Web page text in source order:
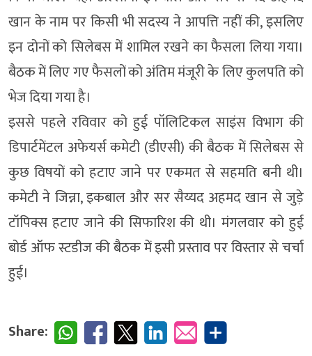
खान के नाम पर किसी भी सदस्य ने आपत्ति नहीं की, इसलिए
इन दोनों को सिलेबस में शामिल रखने का फैसला लिया गया।
बैठक में लिए गए फैसलों को अंतिम मंजूरी के लिए कुलपति को
भेज दिया गया है।
इससे पहले रविवार को हुई पॉलिटिकल साइंस विभाग की
डिपार्टमेंटल अफेयर्स कमेटी (डीएसी) की बैठक में सिलेबस से
कुछ विषयों को हटाए जाने पर एकमत से सहमति बनी थी।
कमेटी ने जिन्ना, इकबाल और सर सैय्यद अहमद खान से जुड़े
टॉपिक्स हटाए जाने की सिफारिश की थी। मंगलवार को हुई
बोर्ड ऑफ स्टडीज की बैठक में इसी प्रस्ताव पर विस्तार से चर्चा
हुई।
Share: